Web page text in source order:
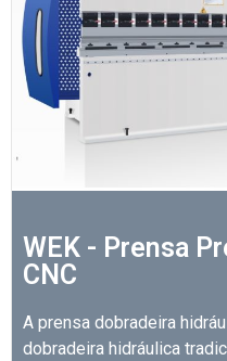
WEK - Prensa
CNC
A prensa dobradeira
dobradeira hidráulica